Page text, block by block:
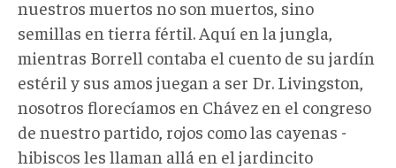
nuestros muertos no son muertos, sino
semillas en tierra fértil. Aquí en la jungla,
mientras Borrell contaba el cuento de su jardín
estéril y sus amos juegan a ser Dr. Livingston,
nosotros florecíamos en Chávez en el congreso
de nuestro partido, rojos como las cayenas -
hibiscos les llaman allá en el jardincito